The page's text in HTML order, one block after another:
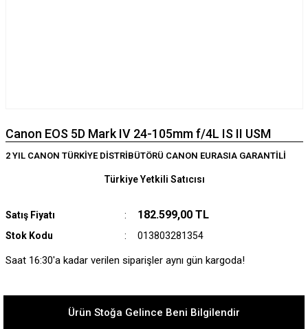
Canon EOS 5D Mark IV 24-105mm f/4L IS II USM
2 YIL CANON TÜRKİYE DİSTRİBÜTÖRÜ CANON EURASIA GARANTİLİ
Satış Fiyatı 182.599,00 TL
Stok Kodu 013803281354
Türkiye Yetkili Satıcısı
Saat 16:30'a kadar verilen siparişler aynı gün kargoda!
Ürün Stoğa Gelince Beni Bilgilendir